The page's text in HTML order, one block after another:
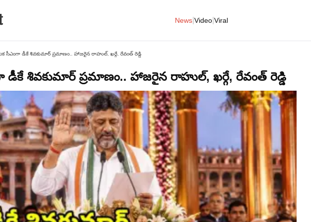
News Video Viral
సీఎంగా డీకే శివకుమార్‌ ప్రమాణం.. హాజరైన రాహుల్, ఖర్గే, రేవంత్ రెడ్డి
డీకే శివకుమార్‌ ప్రమాణం.. హాజరైన రాహుల్, ఖర్గే, రేవంత్ రెడ్డి